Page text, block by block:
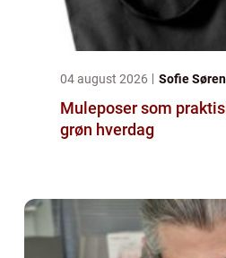
04 august 2026 Sofie
Muleposer som
grøn hverdag